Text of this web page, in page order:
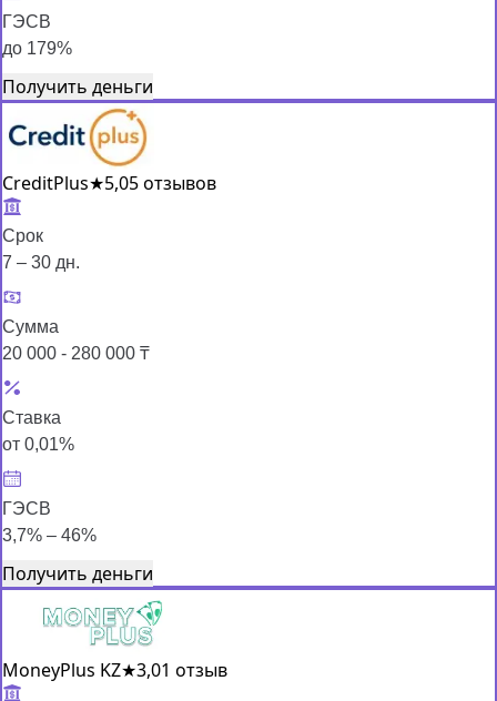
ГЭСВ
до 179%
Получить деньги
CreditPlus★5,05 отзывов
Срок
7 – 30 дн.
Сумма
20 000 - 280 000 ₸
Ставка
от 0,01%
ГЭСВ
3,7% – 46%
Получить деньги
MoneyPlus KZ★3,01 отзыв